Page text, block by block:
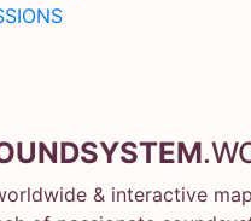
& interactive